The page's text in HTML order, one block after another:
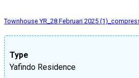
Townhouse YR_28 Februari 2025
Type
Yafindo Residence